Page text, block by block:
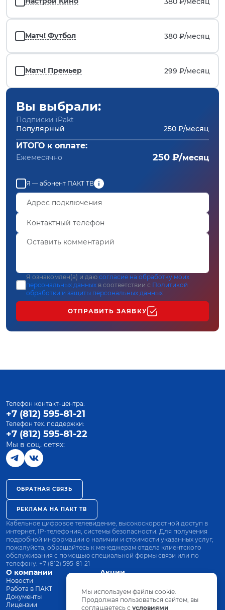
Матч! Футбол 380 ₽/месяц
Матч! Премьер 299 ₽/месяц
Вы выбрали:
Подписки iPakt
Популярный
250 ₽/месяц
ИТОГО к оплате:
Ежемесячно 250 ₽/месяц
Я — абонент ПАКТ ТВ
Я ознакомлен(а) и даю согласие на обработку моих
персональных данных в соответствии с Политикой
обработки и защиты персональных данных
ОТПРАВИТЬ ЗАЯВКУ
О компании
Новости
Работа в ПАКТ
Документы
Лицензии
Акции
Оплата
Оборудование
Телефон контакт-центра:
+7 (812) 595-81-21
Телефон тех. поддержки:
+7 (812) 595-81-22
Мы в соц. сетях:
ОБРАТНАЯ СВЯЗЬ
РЕКЛАМА НА ПАКТ ТВ
Кабельное цифровое телевидение, высокоскоростной доступ в
интернет, IP-телефония, системы безопасности. Для получения
подробной информации о наличии и стоимости указанных услуг,
пожалуйста, обращайтесь к менеджерам отдела клиентского
обслуживания с помощью специальной формы связи или по
телефону: +7 (812) 595-81-21
Мы используем файлы cookie.
Продолжая пользоваться сайтом, вы
соглашаетесь с условиями